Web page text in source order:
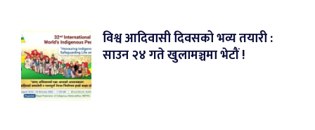
विश्व आदिवासी दिवसको भव्य तयारी :
साउन २४ गते खुलामञ्चमा भेटौं !